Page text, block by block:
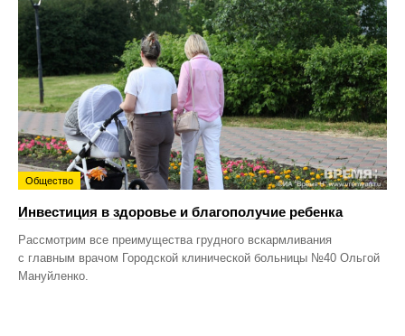
Общество
Инвестиция в здоровье и благополучие ребенка
Рассмотрим все преимущества грудного вскармливания
с главным врачом Городской клинической больницы №40 Ольгой
Мануйленко.